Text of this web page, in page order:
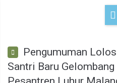
Pengumuman
Santri Baru